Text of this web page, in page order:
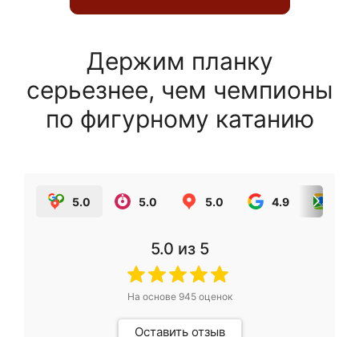
Держим планку
серьезнее, чем чемпионы
по фигурному катанию
5.0 5.0 5.0 4.9
5.0 из 5
На основе 945оценок
Оставить отзыв